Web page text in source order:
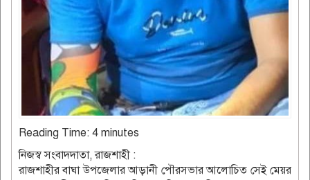
Reading Time: 4 minutes
নিজস্ব সংবাদদাতা, রাজশাহী :
রাজশাহীর বাঘা উপজেলার আড়ানী পৌরসভার আলোচিত সেই মেয়র